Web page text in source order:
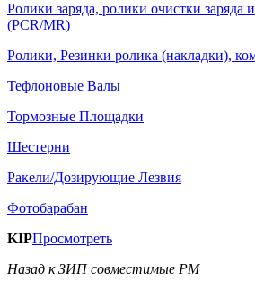
Ролики заряда, ролики очистки заряда
(PCR/MR)
Ролики, Резинки ролика (накладки),
Тефлоновые Валы
Тормозные Площадки
Шестерни
Ракели/Дозирующие Лезвия
Фотобарабан
KIPПросмотреть
Назад к ЗИП совместимые РМ